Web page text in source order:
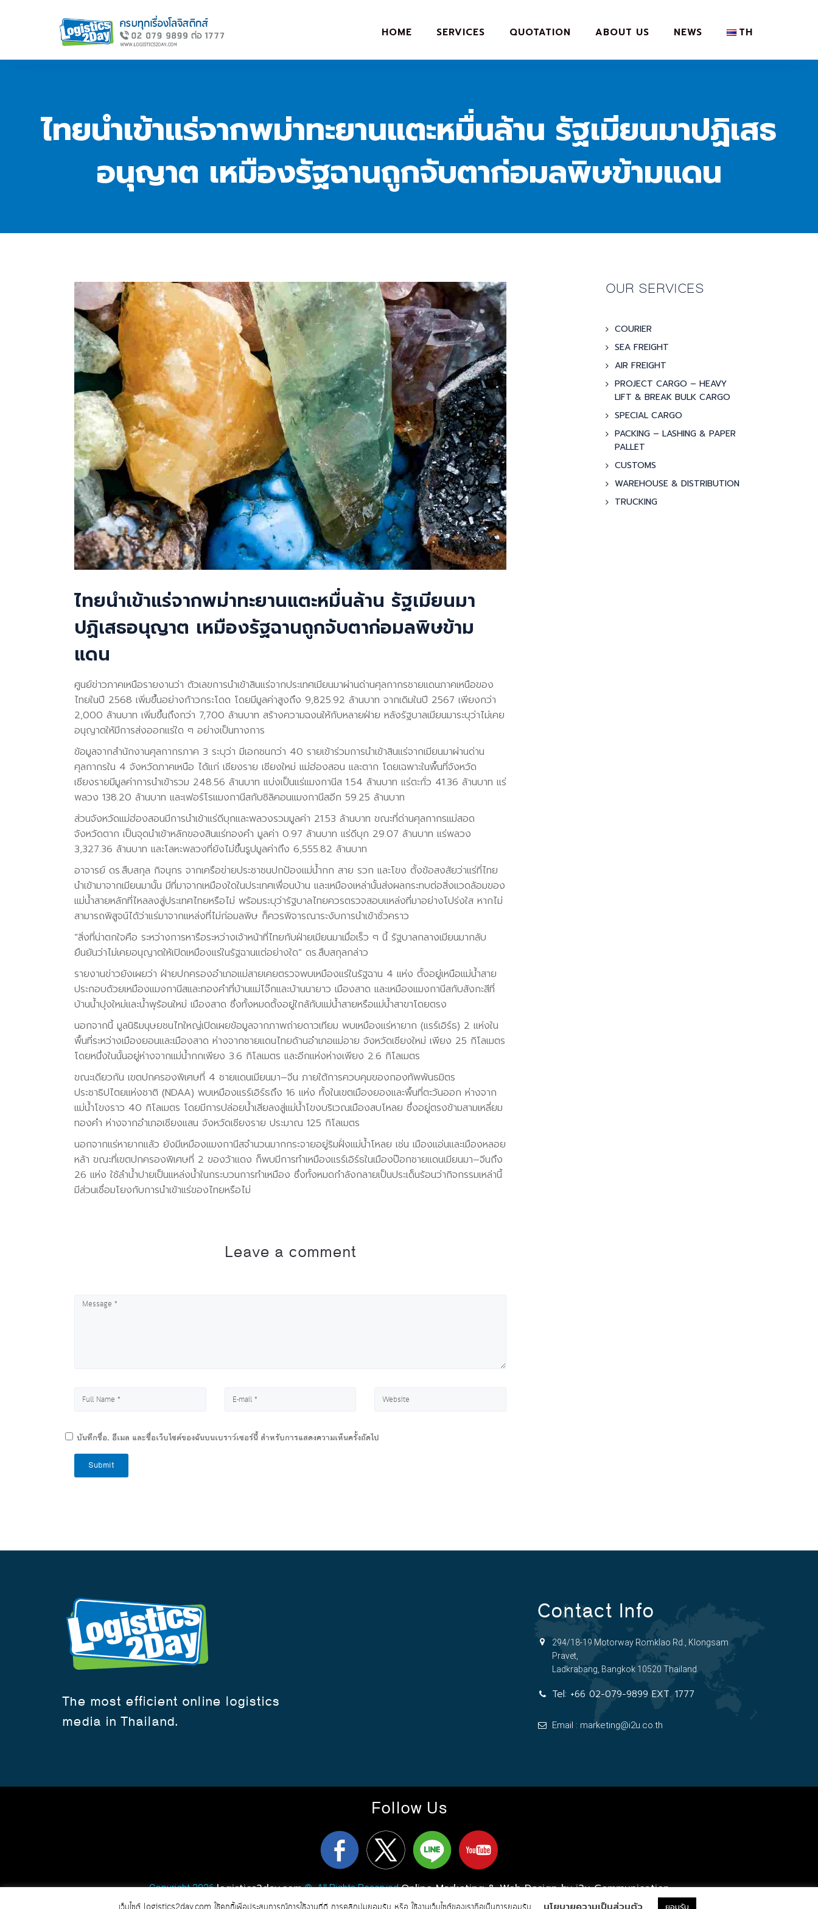
HOME SERVICES QUOTATION ABOUT US NEWS TH
ไทยนำเข้าแร่จากพม่าทะยานแตะหมื่นล้าน รัฐเมียนมาปฏิเสธ
อนุญาต เหมืองรัฐฉานถูกจับตาก่อมลพิษข้ามแดน
ไทยนำเข้าแร่จากพม่าทะยานแตะหมื่นล้าน รัฐเมียนมา
ปฏิเสธอนุญาต เหมืองรัฐฉานถูกจับตาก่อมลพิษข้าม
แดน
ศูนย์ข่าวภาคเหนือรายงานว่า ตัวเลขการนำเข้าสินแร่จากประเทศเมียนมาผ่านด่านศุลกากรชายแดนภาคเหนือของ
ไทยในปี 2568 เพิ่มขึ้นอย่างก้าวกระโดด โดยมีมูลค่าสูงถึง 9,825.92 ล้านบาท จากเดิมในปี 2567 เพียงกว่า
2,000 ล้านบาท เพิ่มขึ้นถึงกว่า 7,700 ล้านบาท สร้างความฉงนให้กับหลายฝ่าย หลังรัฐบาลเมียนมาระบุว่าไม่เคย
อนุญาตให้มีการส่งออกแร่ใด ๆ อย่างเป็นทางการ
ข้อมูลจากสำนักงานศุลกากรภาค 3 ระบุว่า มีเอกชนกว่า 40 รายเข้าร่วมการนำเข้าสินแร่จากเมียนมาผ่านด่าน
ศุลกากรใน 4 จังหวัดภาคเหนือ ได้แก่ เชียงราย เชียงใหม่ แม่ฮ่องสอน และตาก โดยเฉพาะในพื้นที่จังหวัด
เชียงรายมีมูลค่าการนำเข้ารวม 248.56 ล้านบาท แบ่งเป็นแร่แมงกานีส 1.54 ล้านบาท แร่ตะกั่ว 41.36 ล้านบาท แร่
พลวง 138.20 ล้านบาท และเฟอร์โรแมงกานีสกับซิลิคอนแมงกานีสอีก 59.25 ล้านบาท
ส่วนจังหวัดแม่ฮ่องสอนมีการนำเข้าแร่ดีบุกและพลวงรวมมูลค่า 21.53 ล้านบาท ขณะที่ด่านศุลกากรแม่สอด
จังหวัดตาก เป็นจุดนำเข้าหลักของสินแร่ทองคำ มูลค่า 0.97 ล้านบาท แร่ดีบุก 29.07 ล้านบาท แร่พลวง
3,327.36 ล้านบาท และโลหะพลวงที่ยังไม่ขึ้นรูปมูลค่าถึง 6,555.82 ล้านบาท
อาจารย์ ดร.สืบสกุล กิจนุกร จากเครือข่ายประชาชนปกป้องแม่น้ำกก สาย รวก และโขง ตั้งข้อสงสัยว่าแร่ที่ไทย
นำเข้ามาจากเมียนมานั้น มีที่มาจากเหมืองใดในประเทศเพื่อนบ้าน และเหมืองเหล่านั้นส่งผลกระทบต่อสิ่งแวดล้อมของ
แม่น้ำสายหลักที่ไหลลงสู่ประเทศไทยหรือไม่ พร้อมระบุว่ารัฐบาลไทยควรตรวจสอบแหล่งที่มาอย่างโปร่งใส หากไม่
สามารถพิสูจน์ได้ว่าแร่มาจากแหล่งที่ไม่ก่อมลพิษ ก็ควรพิจารณาระงับการนำเข้าชั่วคราว
“สิ่งที่น่าตกใจคือ ระหว่างการหารือระหว่างเจ้าหน้าที่ไทยกับฝ่ายเมียนมาเมื่อเร็ว ๆ นี้ รัฐบาลกลางเมียนมากลับ
ยืนยันว่าไม่เคยอนุญาตให้เปิดเหมืองแร่ในรัฐฉานแต่อย่างใด” ดร.สืบสกุลกล่าว
รายงานข่าวยังเผยว่า ฝ่ายปกครองอำเภอแม่สายเคยตรวจพบเหมืองแร่ในรัฐฉาน 4 แห่ง ตั้งอยู่เหนือแม่น้ำสาย
ประกอบด้วยเหมืองแมงกานีสและทองคำที่บ้านแม่โจ๊กและบ้านนายาว เมืองสาด และเหมืองแมงกานีสกับสังกะสีที่
บ้านน้ำปุงใหม่และน้ำพุร้อนใหม่ เมืองสาด ซึ่งทั้งหมดตั้งอยู่ใกล้กับแม่น้ำสายหรือแม่น้ำสาขาโดยตรง
นอกจากนี้ มูลนิธิมนุษยชนไทใหญ่เปิดเผยข้อมูลจากภาพถ่ายดาวเทียม พบเหมืองแร่หายาก (แรร์เอิร์ธ) 2 แห่งใน
พื้นที่ระหว่างเมืองยอนและเมืองสาด ห่างจากชายแดนไทยด้านอำเภอแม่อาย จังหวัดเชียงใหม่ เพียง 25 กิโลเมตร
โดยหนึ่งในนั้นอยู่ห่างจากแม่น้ำกกเพียง 3.6 กิโลเมตร และอีกแห่งห่างเพียง 2.6 กิโลเมตร
ขณะเดียวกัน เขตปกครองพิเศษที่ 4 ชายแดนเมียนมา–จีน ภายใต้การควบคุมของกองทัพพันธมิตร
ประชาธิปไตยแห่งชาติ (NDAA) พบเหมืองแรร์เอิร์ธถึง 16 แห่ง ทั้งในเขตเมืองยองและพื้นที่ตะวันออก ห่างจาก
แม่น้ำโขงราว 40 กิโลเมตร โดยมีการปล่อยน้ำเสียลงสู่แม่น้ำโขงบริเวณเมืองสบโหลย ซึ่งอยู่ตรงข้ามสามเหลี่ยม
ทองคำ ห่างจากอำเภอเชียงแสน จังหวัดเชียงราย ประมาณ 125 กิโลเมตร
นอกจากแร่หายากแล้ว ยังมีเหมืองแมงกานีสจำนวนมากกระจายอยู่ริมฝั่งแม่น้ำโหลย เช่น เมืองแอ่นและเมืองหลอย
หล้า ขณะที่เขตปกครองพิเศษที่ 2 ของว้าแดง ก็พบมีการทำเหมืองแรร์เอิร์ธในเมืองป๊อกชายแดนเมียนมา–จีนถึง
26 แห่ง ใช้ลำน้ำปายเป็นแหล่งน้ำในกระบวนการทำเหมือง ซึ่งทั้งหมดกำลังกลายเป็นประเด็นร้อนว่ากิจกรรมเหล่านี้
มีส่วนเชื่อมโยงกับการนำเข้าแร่ของไทยหรือไม่
Leave a comment
บันทึกชื่อ, อีเมล และชื่อเว็บไซต์ของฉันบนเบราว์เซอร์นี้ สำหรับการแสดงความเห็นครั้งถัดไป
Submit
OUR SERVICES
COURIER
SEA FREIGHT
AIR FREIGHT
PROJECT CARGO – HEAVY
LIFT & BREAK BULK CARGO
SPECIAL CARGO
PACKING – LASHING & PAPER
PALLET
CUSTOMS
WAREHOUSE & DISTRIBUTION
TRUCKING
The most efficient online logistics
media in Thailand.
Contact Info
294/18-19 Motorway Romklao Rd., Klongsam
Pravet,
Ladkrabang, Bangkok 10520 Thailand.
Tel: +66 02-079-9899 EXT. 1777
Email : marketing@i2u.co.th
Follow Us
Copyright 2026logistics2day.com© All Rights ReservedOnline Marketing & Web Design by i2u Communication